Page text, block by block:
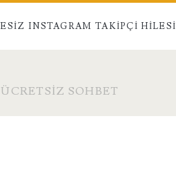
INSTAGRAM TAKIPÇI HILESI
SOHBET